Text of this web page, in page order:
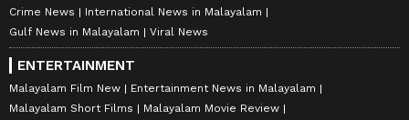
Crime News
International News in Malayalam
Gulf News in Malayalam
Viral News
ENTERTAINMENT
Malayalam Film New
Entertainment News in Malayalam
Malayalam Short Films
Malayalam Movie Review